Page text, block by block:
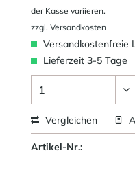
der Kasse variieren.
zzgl. Versandkosten
Versandkostenfreie
Lieferzeit 3-5 Tage
Vergleichen
Artikel-Nr.: